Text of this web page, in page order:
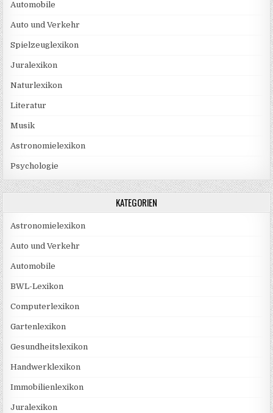
Automobile
Auto und Verkehr
Spielzeuglexikon
Juralexikon
Naturlexikon
Literatur
Musik
Astronomielexikon
Psychologie
KATEGORIEN
Astronomielexikon
Auto und Verkehr
Automobile
BWL-Lexikon
Computerlexikon
Gartenlexikon
Gesundheitslexikon
Handwerklexikon
Immobilienlexikon
Juralexikon